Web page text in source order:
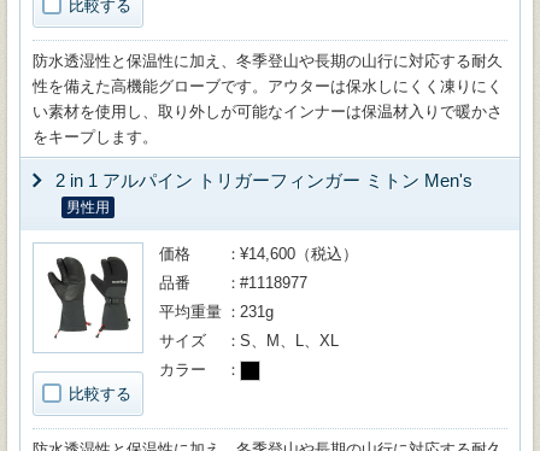
比較する
防水透湿性と保温性に加え、冬季登山や長期の山行に対応する耐久
性を備えた高機能グローブです。アウターは保水しにくく凍りにく
い素材を使用し、取り外しが可能なインナーは保温材入りで暖かさ
をキープします。
2 in 1 アルパイン トリガーフィンガー ミトン Men's
男性用
比較する
価格
¥14,600（税込）
品番
#1118977
平均重量
231g
サイズ
S、M、L、XL
カラー